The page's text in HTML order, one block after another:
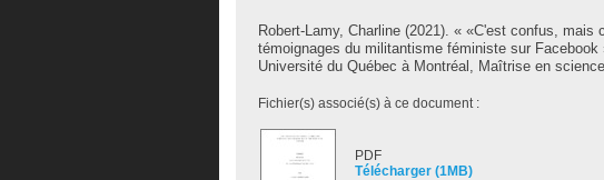
Robert-Lamy, Charline (2021). « «C'est confus, mais
témoignages du militantisme féministe sur
Université du Québec à Montréal, Maîtrise en
Fichier(s) associé(s) à ce document :
PDF
Télécharger (1MB)